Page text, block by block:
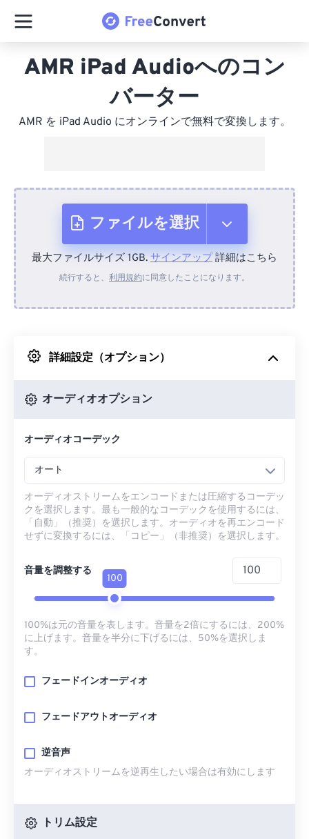
AMR iPad Audioへのコン
バーター
AMR を iPad Audio にオンラインで無料で変換します。
ファイルを選択
デバイスから
Googleドライブから
最大ファイルサイズ 1GB. サインアップ詳細はこちら
続行すると、 利用規約に同意したことになります。
詳細設定（オプション）
オーディオオプション
オーディオコーデック
オート
オーディオストリームをエンコードまたは圧縮するコーデッ
クを選択します。最も一般的なコーデックを使用するには、
「自動」（推奨）を選択します。オーディオを再エンコード
せずに変換するには、「コピー」（非推奨）を選択します。
音量を調整する
100
100%は元の音量を表します。音量を2倍にするには、200%
に上げます。音量を半分に下げるには、50%を選択しま
す。
フェードインオーディオ
フェードアウトオーディオ
逆音声
オーディオストリームを逆再生したい場合は有効にします
トリム設定